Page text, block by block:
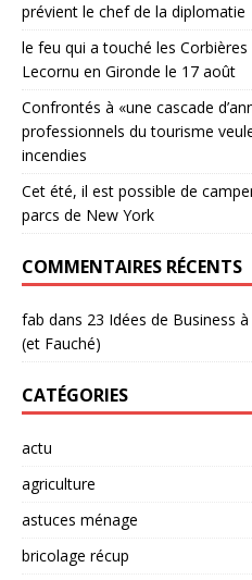
prévient le chef de la diplomatie
le feu qui a touché les
Lecornu en Gironde le 17 août
Confrontés à «une cascade
professionnels du tourisme
incendies
Cet été, il est possible de
parcs de New York
COMMENTAIRES RÉCENTS
fab dans 23 Idées de Business
(et Fauché)
CATÉGORIES
actu
agriculture
astuces ménage
bricolage récup